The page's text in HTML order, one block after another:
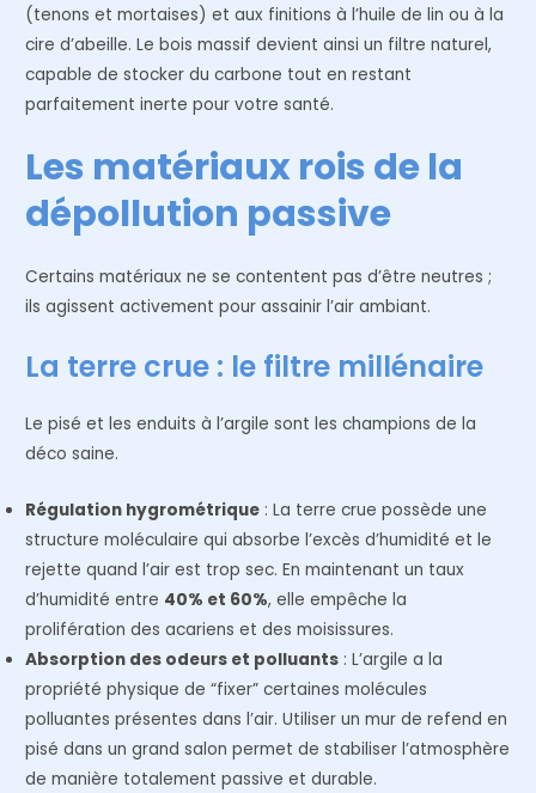
(tenons et mortaises) et aux finitions à l’huile de lin ou à la
cire d’abeille. Le bois massif devient ainsi un filtre naturel,
capable de stocker du carbone tout en restant
parfaitement inerte pour votre santé.
Les matériaux rois de la
dépollution passive
Certains matériaux ne se contentent pas d’être neutres ;
ils agissent activement pour assainir l’air ambiant.
La terre crue : le filtre millénaire
Le pisé et les enduits à l’argile sont les champions de la
déco saine.
Régulation hygrométrique : La terre crue possède une
structure moléculaire qui absorbe l’excès d’humidité et le
rejette quand l’air est trop sec. En maintenant un taux
d’humidité entre 40% et 60%, elle empêche la
prolifération des acariens et des moisissures.
Absorption des odeurs et polluants : L’argile a la
propriété physique de “fixer” certaines molécules
polluantes présentes dans l’air. Utiliser un mur de refend en
pisé dans un grand salon permet de stabiliser l’atmosphère
de manière totalement passive et durable.